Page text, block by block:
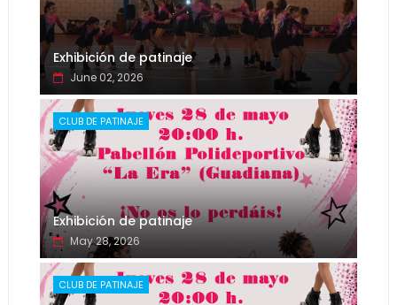
Exhibición de patinaje
June 02, 2026
CLUB DE PATINAJE
Exhibición de patinaje
May 28, 2026
CLUB DE PATINAJE